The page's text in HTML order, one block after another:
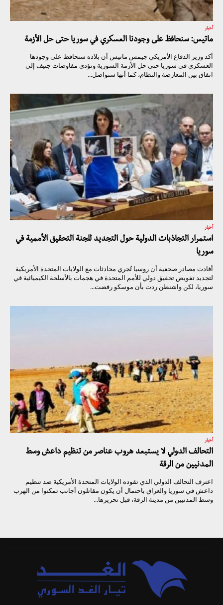
أخبار
ماتيس: سنحافظ على وجودنا العسكري في سوريا حتى حل الأزمة
أكد وزير الدفاع الأمريكي جيمس ماتيس أن بلاده ستحافظ على وجودها
العسكري في سوريا حتى حل الأزمة السورية وتؤدي مفاوضات جنيف إلى
اتفاق بين المعارضة والنظام، كما أنها ستواصل...
أخبار
استمرار التجاذبات الدولية حول التجديد للجنة التحقيق الأممية في
سوريا
أفادت مصادر صحفية أن روسيا تُجري محادثات مع الولايات المتحدة الأمريكية
لتجديد تفويض تحقيق دولي للأمم المتحدة في هجمات بالأسلحة الكيميائية في
سوريا، لكن واشنطن ردت بأن موسكو رفضت...
أخبار
التحالف الدولي لا يستبعد هروب عناصر من تنظيم داعش وسط
المدنيين من الرقة
اعترف التحالف الدولي الذي تقوده الولايات المتحدة الأمريكية ضد تنظيم
داعش في سوريا والعراق باحتمال أن يكون مقاتلون أجانب تمكنوا من الهرب
وسط المدنيين من مدينة الرقة، قبل تحريرها...